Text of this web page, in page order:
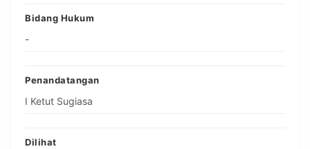
Bidang Hukum
-
Penandatangan
I Ketut Sugiasa
Dilihat